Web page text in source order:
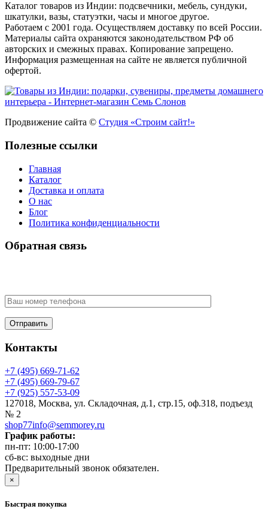
Каталог товаров из Индии: подсвечники, мебель, сундуки,
шкатулки, вазы, статуэтки, часы и многое другое.
Работаем с 2001 года. Осуществляем доставку по всей России.
Материалы сайта охраняются законодательством РФ об
авторских и смежных правах. Копирование запрещено.
Информация размещенная на сайте не является публичной
офертой.
Продвижение сайта © Студия «Строим сайт!»
Полезные ссылки
Главная
Каталог
Доставка и оплата
О нас
Блог
Политика конфиденциальности
Обратная связь
Контакты
+7 (495) 669-71-62
+7 (495) 669-79-67
+7 (925) 557-53-09
127018, Москва, ул. Складочная, д.1, стр.15, оф.318, подъезд
№ 2
shop77info@semmorey.ru
График работы:
пн-пт: 10:00-17:00
сб-вс: выходные дни
Предварительный звонок обязателен.
×
Быстрая покупка